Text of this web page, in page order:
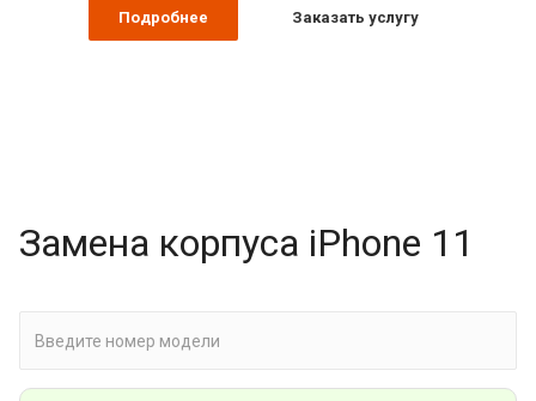
Подробнее Заказать услугу
Замена корпуса iPhone 11